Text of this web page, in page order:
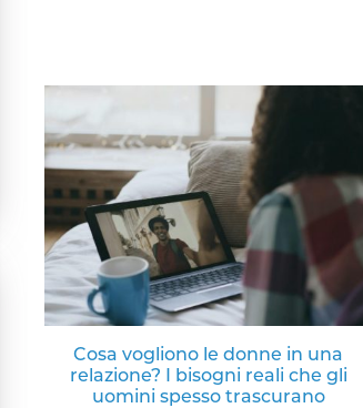
Cosa vogliono le donne in una
relazione? I bisogni reali che gli
uomini spesso trascurano